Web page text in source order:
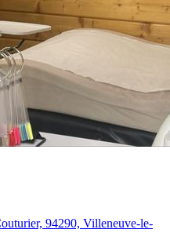
94290, Villeneuve-le-